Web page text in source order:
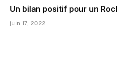
Un bilan positif pour un
juin 17, 2022